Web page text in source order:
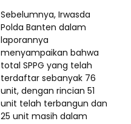
Sebelumnya, Irwasda
Polda Banten dalam
laporannya
menyampaikan bahwa
total SPPG yang telah
terdaftar sebanyak 76
unit, dengan rincian 51
unit telah terbangun dan
25 unit masih dalam